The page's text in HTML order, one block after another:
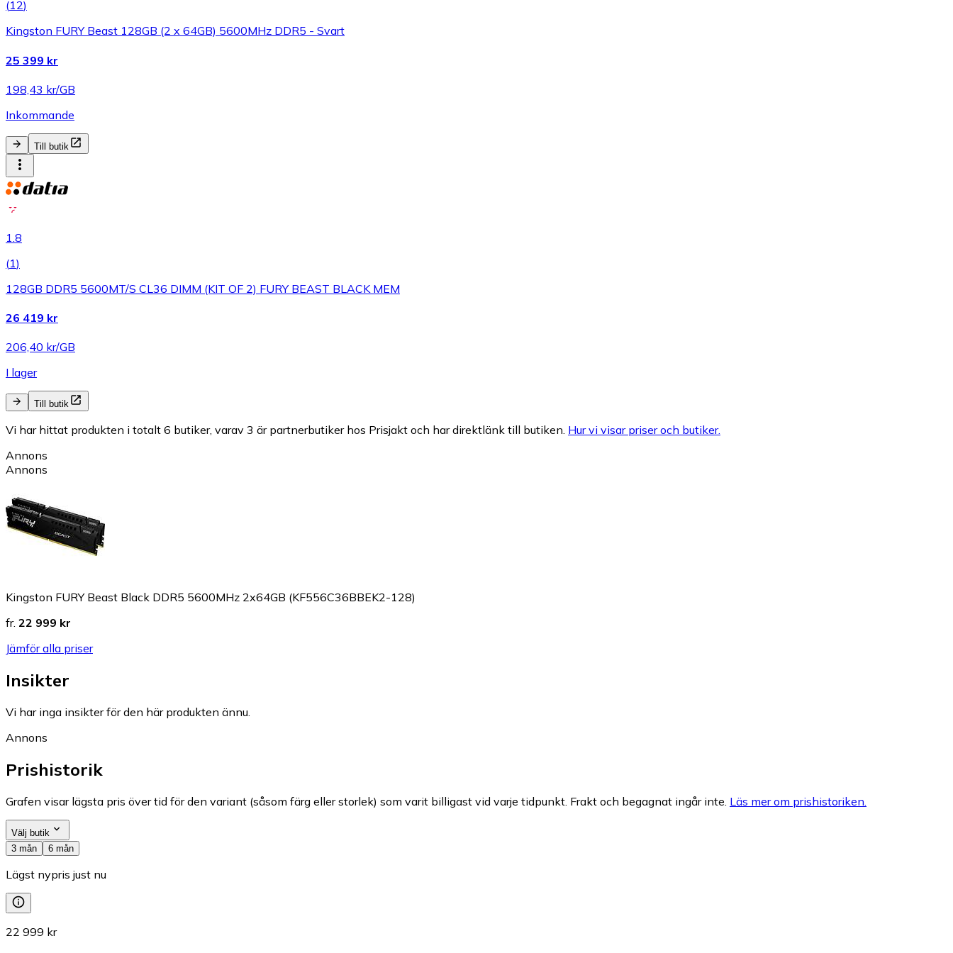
(12)
Kingston FURY Beast 128GB (2 x 64GB) 5600MHz DDR5 - Svart
25 399 kr
198,43 kr/GB
Inkommande
Till butik
1.8
(1)
128GB DDR5 5600MT/S CL36 DIMM (KIT OF 2) FURY BEAST BLACK MEM
26 419 kr
206,40 kr/GB
I lager
Till butik
Vi har hittat produkten i totalt 6 butiker, varav 3 är partnerbutiker hos Prisjakt och har direktlänk till butiken. Hur vi visar priser och butiker.
Annons
Annons
Kingston FURY Beast Black DDR5 5600MHz 2x64GB (KF556C36BBEK2-128)
fr. 22 999 kr
Jämför alla priser
Insikter
Vi har inga insikter för den här produkten ännu.
Annons
Prishistorik
Grafen visar lägsta pris över tid för den variant (såsom färg eller storlek) som varit billigast vid varje tidpunkt. Frakt och begagnat ingår inte. Läs mer om prishistoriken.
Välj butik
3 mån
6 mån
Lägst nypris just nu
22 999 kr